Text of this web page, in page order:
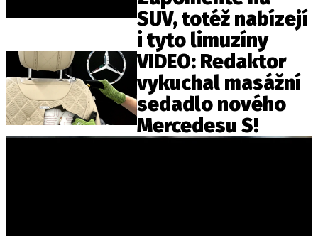
TRH S ELEKTROMOBILY
RALLY
OSTATNÍ
TISKOVKY
ROZHOVORY
DAKAR
SUV, totéž nabízejí
i tyto limuzíny
VIDEO: Redaktor
vykuchal masážní
sedadlo nového
Mercedesu S!